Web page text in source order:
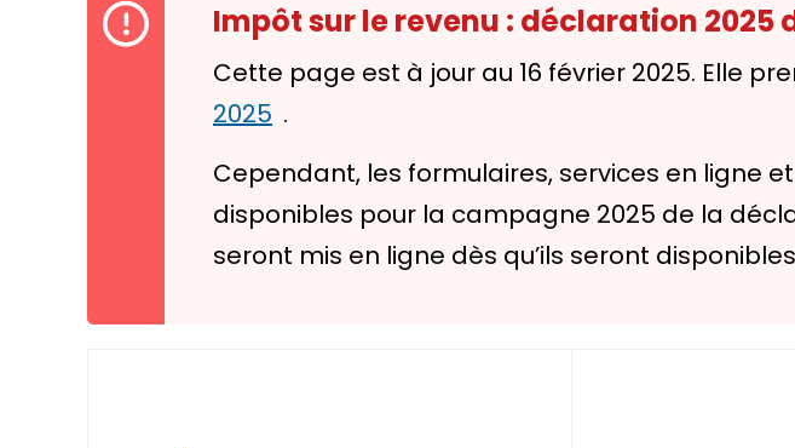
Impôt sur le revenu : déclaration 2025
Cette page est à jour au 16 février 2025. Elle
2025 .
Cependant, les formulaires, services en ligne
disponibles pour la campagne 2025 de la
seront mis en ligne dès qu’ils seront